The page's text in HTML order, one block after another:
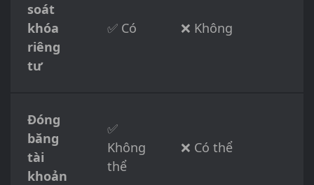
soát
khóa
riêng
tư
✅ Có ❌ Không
Đóng
băng
tài
khoản
✅
Không
thể
❌ Có thể